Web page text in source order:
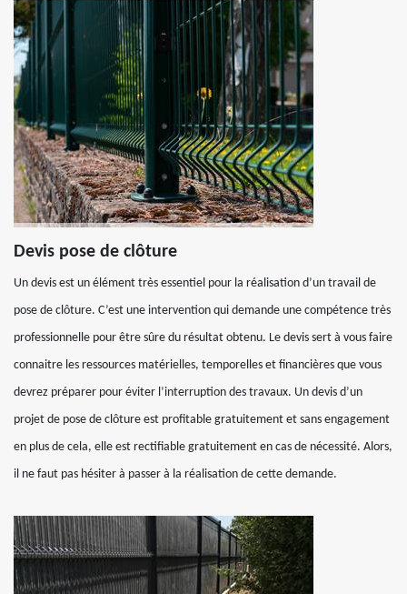
Devis pose de clôture
Un devis est un élément très essentiel pour la réalisation d’un travail de
pose de clôture. C’est une intervention qui demande une compétence très
professionnelle pour être sûre du résultat obtenu. Le devis sert à vous faire
connaitre les ressources matérielles, temporelles et financières que vous
devrez préparer pour éviter l’interruption des travaux. Un devis d’un
projet de pose de clôture est profitable gratuitement et sans engagement
en plus de cela, elle est rectifiable gratuitement en cas de nécessité. Alors,
il ne faut pas hésiter à passer à la réalisation de cette demande.